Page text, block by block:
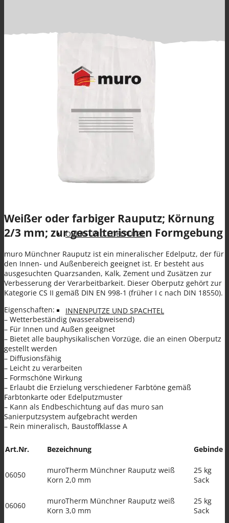
Spezialanwendungen
OBER- UND EDELPUTZE
INNENPUTZE UND SPACHTEL
FARBEN
Weißer oder farbiger Rauputz; Körnung
2/3 mm; zur gestalterischen Formgebung
muro Münchner Rauputz ist ein mineralischer Edelputz, der für
den Innen- und Außenbereich geeignet ist. Er besteht aus
ausgesuchten Quarzsanden, Kalk, Zement und Zusätzen zur
Verbesserung der Verarbeitbarkeit. Dieser Oberputz gehört zur
Kategorie CS II gemäß DIN EN 998-1 (früher I c nach DIN 18550).
Eigenschaften:
– Wetterbeständig (wasserabweisend)
– Für Innen und Außen geeignet
– Bietet alle bauphysikalischen Vorzüge, die an einen Oberputz
gestellt werden
– Diffusionsfähig
– Leicht zu verarbeiten
– Formschöne Wirkung
– Erlaubt die Erzielung verschiedener Farbtöne gemäß
Farbtonkarte oder Edelputzmuster
– Kann als Endbeschichtung auf das muro san
Sanierputzsystem aufgebracht werden
– Rein mineralisch, Baustoffklasse A
Art.Nr. Bezeichnung Gebinde
06050
muroTherm Münchner Rauputz weiß
Korn 2,0 mm
25 kg
Sack
06060
muroTherm Münchner Rauputz weiß
Korn 3,0 mm
25 kg
Sack